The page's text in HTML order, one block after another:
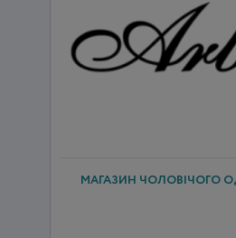
МАГАЗИН ЧОЛОВІЧОГО